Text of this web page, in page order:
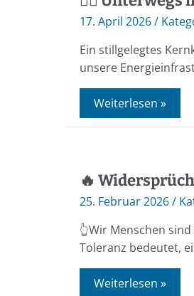
17. April 2026/
Ein stillgelegtes
unsere
Weiterlesen »
🔥
25. Februar 2026/
👆Wir Menschen
Toleranz bedeutet,
Weiterlesen »